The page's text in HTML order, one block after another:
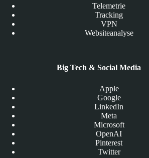
Telemetrie
Tracking
VPN
Websiteanalyse
Big Tech & Social Media
Apple
Google
LinkedIn
Meta
Microsoft
OpenAI
Pinterest
Twitter